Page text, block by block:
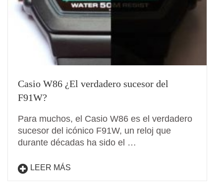
Casio W86 ¿El verdadero sucesor del
F91W?
Para muchos, el Casio W86 es el verdadero
sucesor del icónico F91W, un reloj que
durante décadas ha sido el …
LEER MÁS